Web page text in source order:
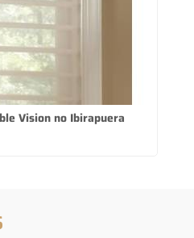
Vision no Ibirapuera